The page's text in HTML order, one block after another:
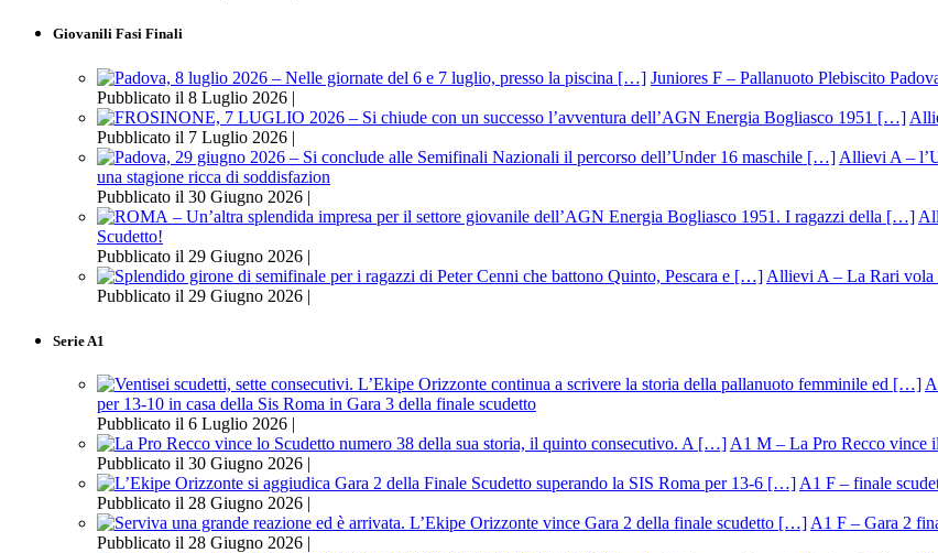
Giovanili Fasi Finali
Juniores F – Pallanuoto Plebiscito
Pubblicato il 8 Luglio 2026 |
Pubblicato il 7 Luglio 2026 |
Allievi A –
una stagione ricca di soddisfazion
Pubblicato il 30 Giugno 2026 |
Scudetto!
Pubblicato il 29 Giugno 2026 |
Allievi A – La Rari vola
Pubblicato il 29 Giugno 2026 |
Serie A1
per 13-10 in casa della Sis Roma in Gara 3 della finale scudetto
Pubblicato il 6 Luglio 2026 |
A1 M – La Pro Recco vince
Pubblicato il 30 Giugno 2026 |
A1 F – finale
Pubblicato il 28 Giugno 2026 |
A1 F – Gara 2
Pubblicato il 28 Giugno 2026 |